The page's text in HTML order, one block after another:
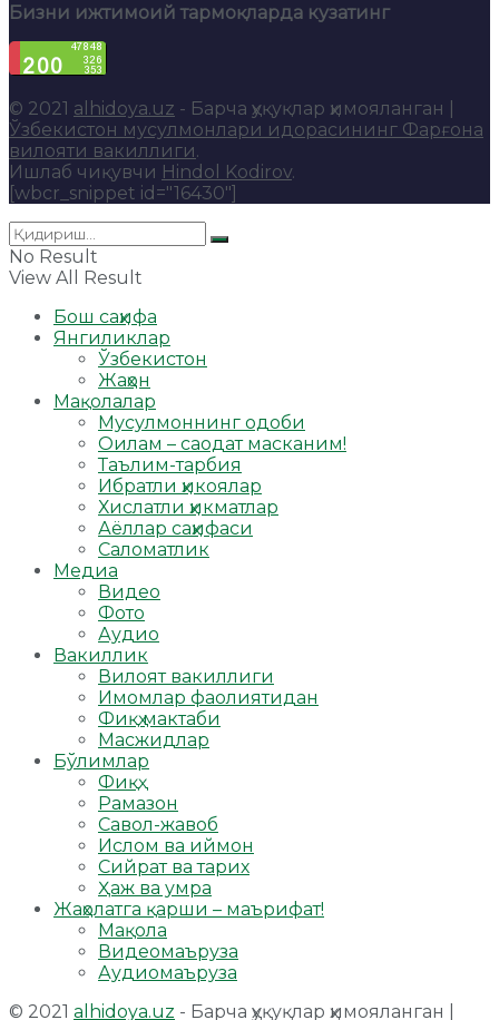
Бизни ижтимоий тармоқларда кузатинг
© 2021 alhidoya.uz - Барча ҳуқуқлар ҳимояланган |
Ўзбекистон мусулмонлари идорасининг Фарғона
вилояти вакиллиги.
Ишлаб чиқувчи Hindol Kodirov.
[wbcr_snippet id="16430"]
No Result
View All Result
Бош саҳифа
Янгиликлар
Ўзбекистон
Жаҳон
Мақолалар
Мусулмоннинг одоби
Оилам – саодат масканим!
Таълим-тарбия
Ибратли ҳикоялар
Хислатли ҳикматлар
Аёллар саҳифаси
Саломатлик
Медиа
Видео
Фото
Аудио
Вакиллик
Вилоят вакиллиги
Имомлар фаолиятидан
Фиқҳ мактаби
Масжидлар
Бўлимлар
Фиқҳ
Рамазон
Савол-жавоб
Ислом ва иймон
Сийрат ва тарих
Ҳаж ва умра
Жаҳолатга қарши – маърифат!
Мақола
Видеомаъруза
Аудиомаъруза
© 2021 alhidoya.uz - Барча ҳуқуқлар ҳимояланган |